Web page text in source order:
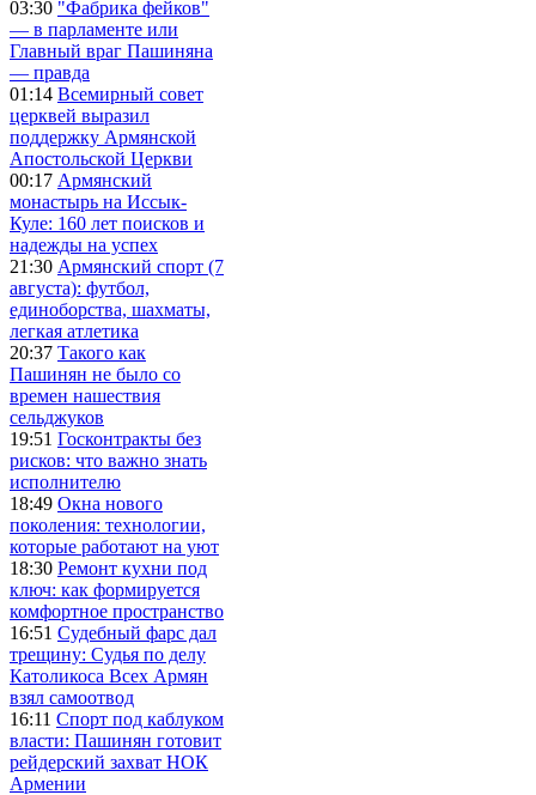
03:30 "Фабрика фейков"
— в парламенте или
Главный враг Пашиняна
— правда
01:14 Всемирный совет
церквей выразил
поддержку Армянской
Апостольской Церкви
00:17 Армянский
монастырь на Иссык-
Куле: 160 лет поисков и
надежды на успех
21:30 Армянский спорт (7
августа): футбол,
единоборства, шахматы,
легкая атлетика
20:37 Такого как
Пашинян не было со
времен нашествия
сельджуков
19:51 Госконтракты без
рисков: что важно знать
исполнителю
18:49 Окна нового
поколения: технологии,
которые работают на уют
18:30 Ремонт кухни под
ключ: как формируется
комфортное пространство
16:51 Судебный фарс дал
трещину: Судья по делу
Католикоса Всех Армян
взял самоотвод
16:11 Спорт под каблуком
власти: Пашинян готовит
рейдерский захват НОК
Армении